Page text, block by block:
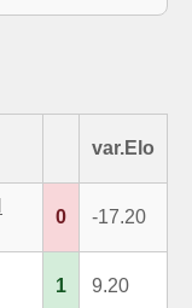
var.Elo
0 -17.20
1 9.20